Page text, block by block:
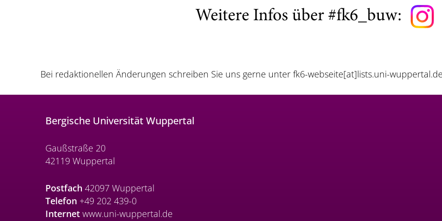
Weitere Infos über #fk6_buw:
Bei redaktionellen Änderungen schreiben Sie uns gerne unter fk6-webseite[at]lists.uni-
Bergische Universität Wuppertal
Gaußstraße 20
42119 Wuppertal
Postfach 42097 Wuppertal
Telefon +49 202 439-0
Internet www.uni-wuppertal.de